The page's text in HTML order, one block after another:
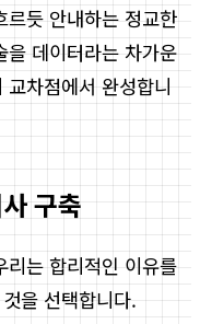
르듯 안내하는 정교한
을 데이터라는 차가운
차점에서 완성합니
구축
리는 합리적인 이유를
을 선택합니다.